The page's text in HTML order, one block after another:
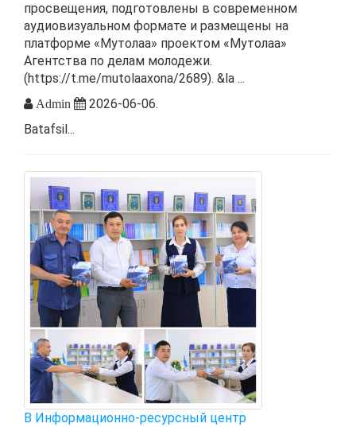
просвещения, подготовлены в современном
аудиовизуальном формате и размещены на
платформе «Мутолаа» проектом «Мутолаа»
Агентства по делам молодежи.
(https://t.me/mutolaaxona/2689). &la ...
Admin
2026-06-06.
Batafsil...
В Информационно-ресурсный центр